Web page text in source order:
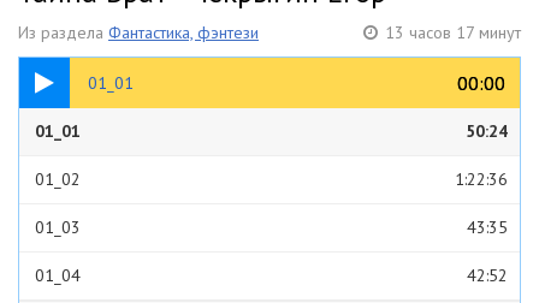
Из раздела Фантастика, фэнтези 13 часов 17 минут
01_01 00:00
00:00
50:24
01_01 50:24
01_02 1:22:36
01_03 43:35
01_04 42:52